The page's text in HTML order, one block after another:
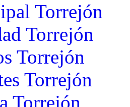
Torrejón
Torrejón
Torrejón
Torrejón
Torrejón